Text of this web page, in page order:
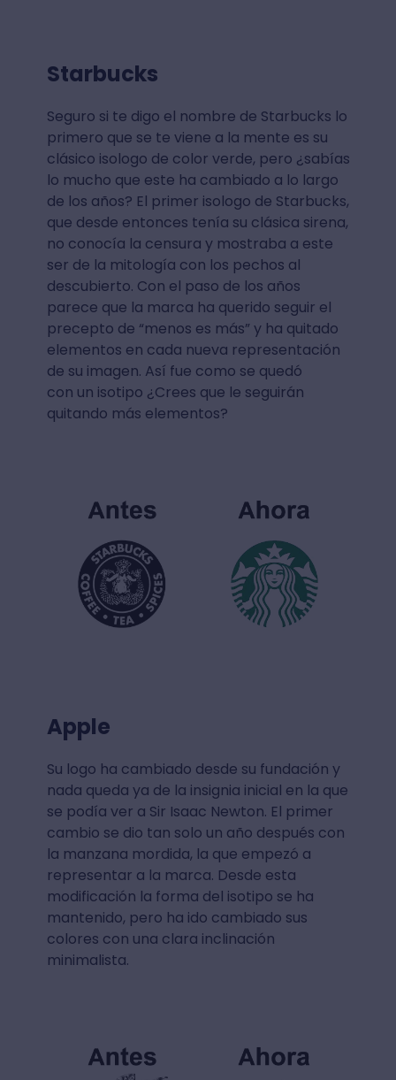
Starbucks
Seguro si te digo el nombre de Starbucks lo
primero que se te viene a la mente es su
clásico isologo de color verde, pero ¿sabías
lo mucho que este ha cambiado a lo largo
de los años? El primer isologo de Starbucks,
que desde entonces tenía su clásica sirena,
no conocía la censura y mostraba a este
ser de la mitología con los pechos al
descubierto. Con el paso de los años
parece que la marca ha querido seguir el
precepto de “menos es más” y ha quitado
elementos en cada nueva representación
de su imagen. Así fue como se quedó
con un isotipo ¿Crees que le seguirán
quitando más elementos?
Apple
Su logo ha cambiado desde su fundación y
nada queda ya de la insignia inicial en la que
se podía ver a Sir Isaac Newton. El primer
cambio se dio tan solo un año después con
la manzana mordida, la que empezó a
representar a la marca. Desde esta
modificación la forma del isotipo se ha
mantenido, pero ha ido cambiado sus
colores con una clara inclinación
minimalista.